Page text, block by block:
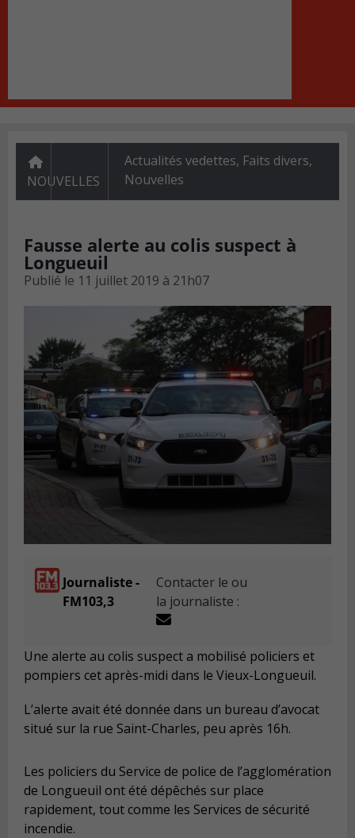
NOUVELLES
Actualités vedettes, Faits divers,
Nouvelles
Fausse alerte au colis suspect à
Longueuil
Publié le 11 juillet 2019 à 21h07
Journaliste -
FM103,3
Contacter le ou
la journaliste :
Une alerte au colis suspect a mobilisé policiers et
pompiers cet après-midi dans le Vieux-Longueuil.
L’alerte avait été donnée dans un bureau d’avocat
situé sur la rue Saint-Charles, peu après 16h.
Les policiers du Service de police de l’agglomération
de Longueuil ont été dépêchés sur place
rapidement, tout comme les Services de sécurité
incendie.